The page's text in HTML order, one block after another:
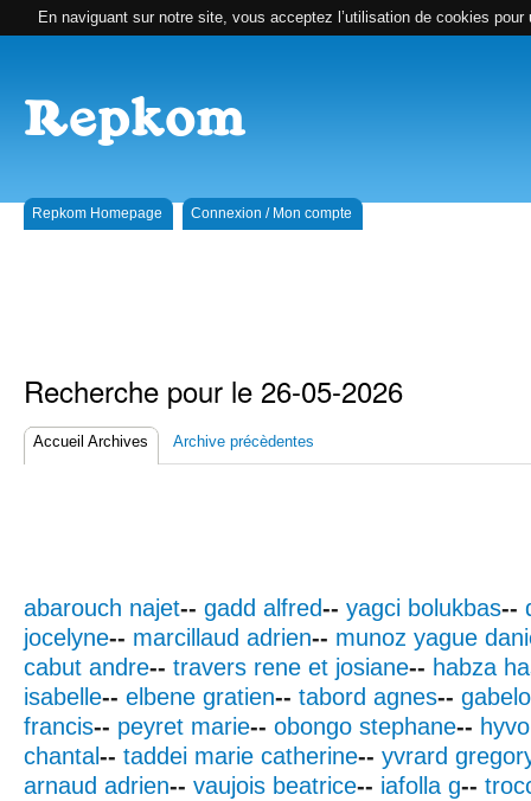
En naviguant sur notre site, vous acceptez l’utilisation de cookies
Repkom Homepage Connexion / Mon compte
Recherche pour le 26-05-2026
Accueil Archives Archive précèdentes
abarouch najet-- gadd alfred-- yagci bolukbas--
jocelyne-- marcillaud adrien-- munoz yague
cabut andre-- travers rene et josiane-- habza
isabelle-- elbene gratien-- tabord agnes--
francis-- peyret marie-- obongo stephane--
chantal-- taddei marie catherine-- yvrard
arnaud adrien-- vaujois beatrice-- iafolla g--